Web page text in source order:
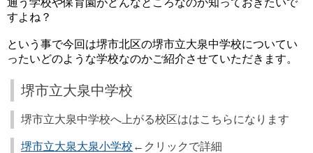
通う学校や保育園がどんなところなのか知っておきたいで
すよね？
という事で今回は堺市北区の堺市立大泉中学校についてい
ったいどのような学校なのかご紹介させていただきます。
堺市立大泉中学校
堺市立大泉中学校へ上がる校区ははこちらになります
堺市立大泉大泉小学校 ←クリックで詳細